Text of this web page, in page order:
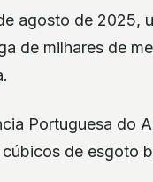
agosto de 2025,
de milhares de
Portuguesa do
de esgoto